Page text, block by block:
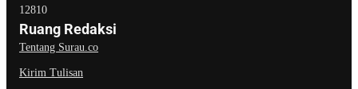
12810
Ruang Redaksi
Tentang Surau.co
Kirim Tulisan